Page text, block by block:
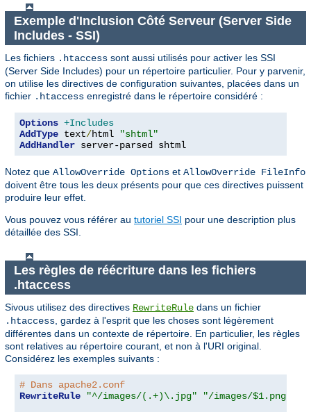
Exemple d'Inclusion Côté Serveur (Server Side
Includes - SSI)
Les fichiers .htaccess sont aussi utilisés pour activer les SSI
(Server Side Includes) pour un répertoire particulier. Pour y parvenir,
on utilise les directives de configuration suivantes, placées dans un
fichier .htaccess enregistré dans le répertoire considéré :
Options +Includes
AddType text/html
"shtml"
AddHandler server-parsed shtml
Notez que AllowOverride Options et AllowOverride FileInfo
doivent être tous les deux présents pour que ces directives puissent
produire leur effet.
Vous pouvez vous référer au tutoriel SSI pour une description plus
détaillée des SSI.
Les règles de réécriture dans les fichiers
.htaccess
Sivous utilisez des directives RewriteRule dans un fichier
.htaccess, gardez à l'esprit que les choses sont légèrement
différentes dans un contexte de répertoire. En particulier, les règles
sont relatives au répertoire courant, et non à l'URI original.
Considérez les exemples suivants :
# Dans apache2.conf
RewriteRule
"^/images/(.+)\.jpg"
"/images/$1.png"